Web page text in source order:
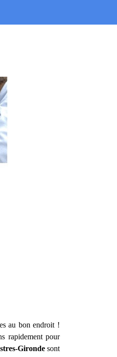
au bon endroit !
rapidement pour
Girondesont